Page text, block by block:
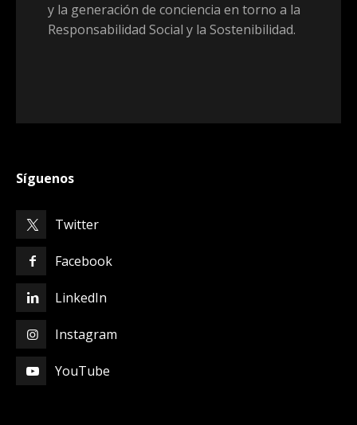
y la generación de conciencia en torno a la
Responsabilidad Social y la Sostenibilidad.
Síguenos
Twitter
Facebook
LinkedIn
Instagram
YouTube